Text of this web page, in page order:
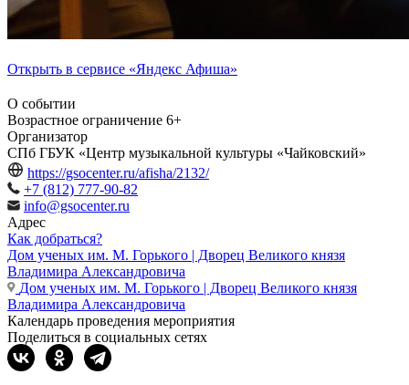
Открыть в сервисе «Яндекс Афиша»
О событии
Возрастное ограничение 6+
Организатор
СПб ГБУК «Центр музыкальной культуры «Чайковский»
https://gsocenter.ru/afisha/2132/
+7 (812) 777-90-82
info@gsocenter.ru
Адрес
Как добраться?
Дом ученых им. М. Горького | Дворец Великого князя
Владимира Александровича
Дом ученых им. М. Горького | Дворец Великого князя
Владимира Александровича
Календарь проведения мероприятия
Поделиться в социальных сетях